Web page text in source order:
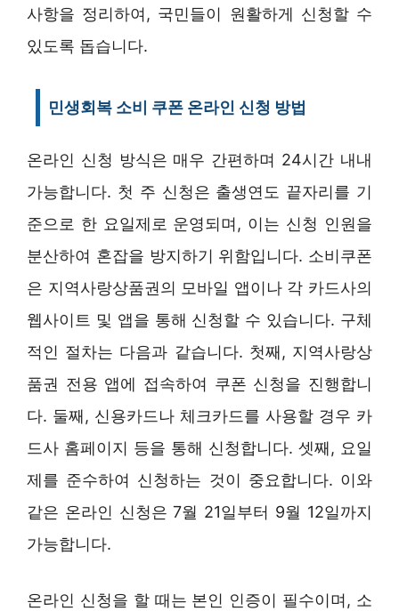
사항을 정리하여, 국민들이 원활하게 신청할 수
있도록 돕습니다.
민생회복 소비 쿠폰 온라인 신청 방법
온라인 신청 방식은 매우 간편하며 24시간 내내
가능합니다. 첫 주 신청은 출생연도 끝자리를 기
준으로 한 요일제로 운영되며, 이는 신청 인원을
분산하여 혼잡을 방지하기 위함입니다. 소비쿠폰
은 지역사랑상품권의 모바일 앱이나 각 카드사의
웹사이트 및 앱을 통해 신청할 수 있습니다. 구체
적인 절차는 다음과 같습니다. 첫째, 지역사랑상
품권 전용 앱에 접속하여 쿠폰 신청을 진행합니
다. 둘째, 신용카드나 체크카드를 사용할 경우 카
드사 홈페이지 등을 통해 신청합니다. 셋째, 요일
제를 준수하여 신청하는 것이 중요합니다. 이와
같은 온라인 신청은 7월 21일부터 9월 12일까지
가능합니다.
온라인 신청을 할 때는 본인 인증이 필수이며, 소